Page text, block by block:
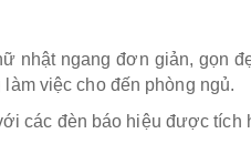
nhật ngang đơn giản, gọn
việc cho đến phòng ngủ.
các đèn báo hiệu được tích